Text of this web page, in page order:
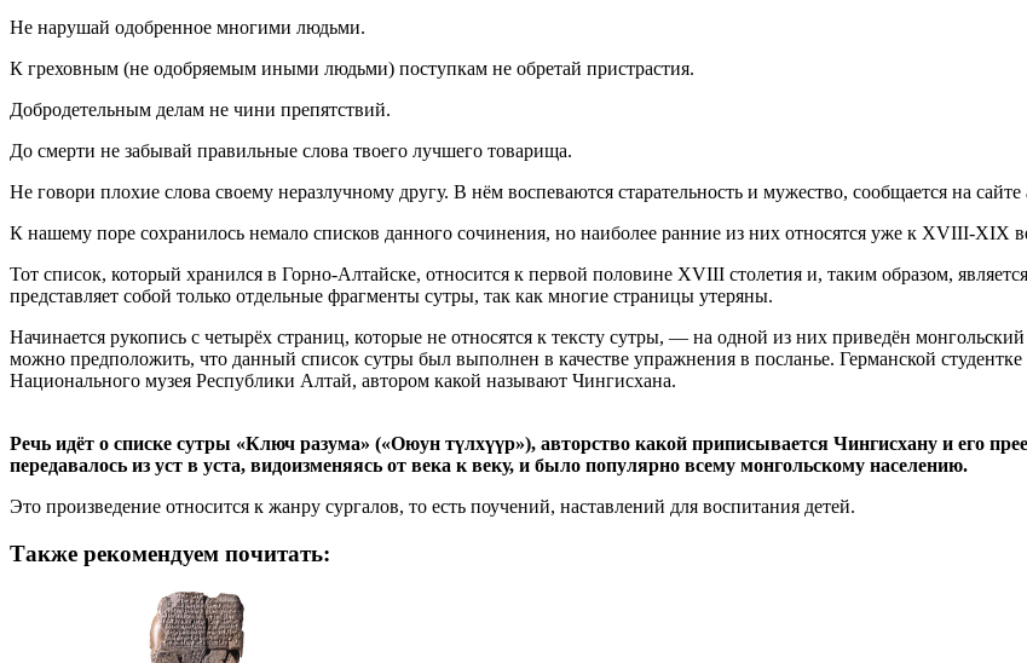
Не нарушай одобренное многими людьми.
К греховным (не одобряемым иными людьми) поступкам не обретай пристрастия.
Добродетельным делам не чини препятствий.
До смерти не забывай правильные слова твоего лучшего товарища.
Не говори плохие слова своему неразлучному другу. В нём воспеваются старательность и мужество, сообщается на сайте
К нашему поре сохранилось немало списков данного сочинения, но наиболее ранние из них относятся уже к XVIII-XIX
Тот список, который хранился в Горно-Алтайске, относится к первой половине XVIII столетия и, таким образом,
представляет собой только отдельные фрагменты сутры, так как многие страницы утеряны.
Начинается рукопись с четырёх страниц, которые не относятся к тексту сутры, — на одной из них приведён
можно предположить, что данный список сутры был выполнен в качестве упражнения в посланье. Германской
Национального музея Республики Алтай, автором какой называют Чингисхана.
Речь идёт о списке сутры «Ключ разума» («Оюун түлхүүр»), авторство какой приписывается Чингисхану и его
передавалось из уст в уста, видоизменяясь от века к веку, и было популярно всему монгольскому населению.
Это произведение относится к жанру сургалов, то есть поучений, наставлений для воспитания детей.
Также рекомендуем почитать: